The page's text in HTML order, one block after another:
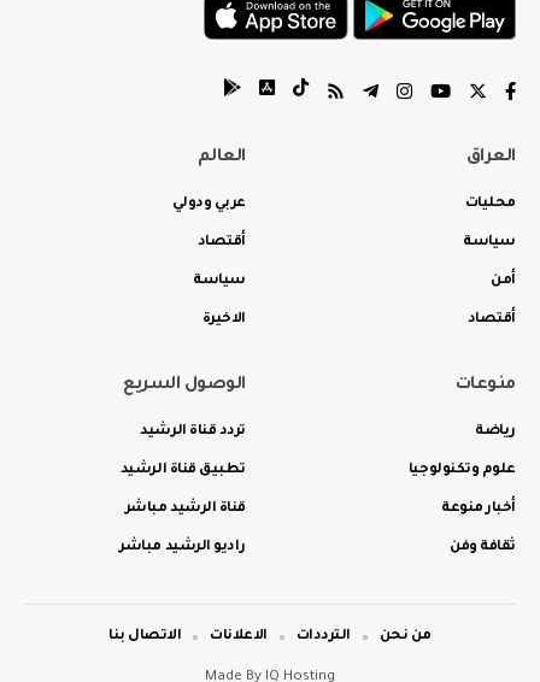
العراق
محليات
سياسة
أمن
أقتصاد
العالم
عربي ودولي
أقتصاد
سياسة
الاخيرة
منوعات
رياضة
علوم وتكنولوجيا
أخبار منوعة
ثقافة وفن
الوصول السريع
تردد قناة الرشيد
تطبيق قناة الرشيد
قناة الرشيد مباشر
راديو الرشيد مباشر
Made By IQ Hosting
من نحن الترددات الاعلانات الاتصال بنا